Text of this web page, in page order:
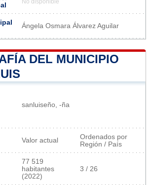
No disponible
Ángela Osmara Álvarez Aguilar
DEL MUNICIPIO
sanluiseño, -ña
Valor actual
Ordenados por
Región / País
77 519
habitantes
(2022)
3 / 26